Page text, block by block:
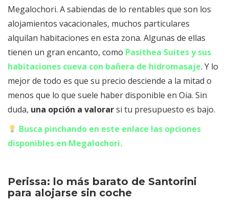
Megalochori. A sabiendas de lo rentables que son los
alojamientos vacacionales, muchos particulares
alquilan habitaciones en esta zona. Algunas de ellas
tienen un gran encanto, como Pasithea Suites y sus
habitaciones cueva con bañera de hidromasaje. Y lo
mejor de todo es que su precio desciende a la mitad o
menos que lo que suele haber disponible en Oia. Sin
duda, una opción a valorarsi tu presupuesto es bajo.
Busca pinchando en este enlace las opciones
disponibles en Megalochori.
Perissa: lo más barato de Santorini
para alojarse sin coche